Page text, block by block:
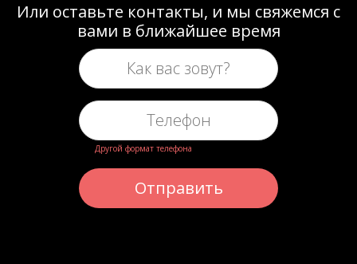
Или оставьте контакты, и мы свяжемся с
вами в ближайшее время
Другой формат телефона
Отправить